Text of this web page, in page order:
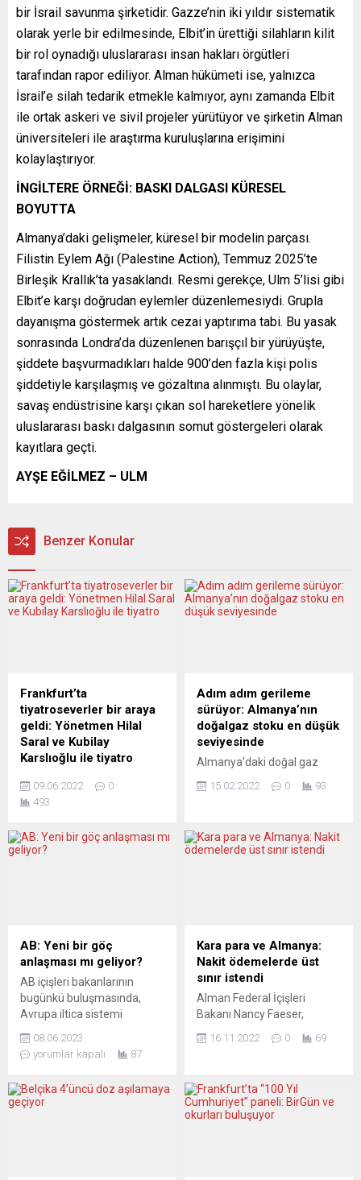
bir İsrail savunma şirketidir. Gazze’nin iki yıldır sistematik
olarak yerle bir edilmesinde, Elbit’in ürettiği silahların kilit
bir rol oynadığı uluslararası insan hakları örgütleri
tarafından rapor ediliyor. Alman hükümeti ise, yalnızca
İsrail’e silah tedarik etmekle kalmıyor, aynı zamanda Elbit
ile ortak askeri ve sivil projeler yürütüyor ve şirketin Alman
üniversiteleri ile araştırma kuruluşlarına erişimini
kolaylaştırıyor.
İNGİLTERE ÖRNEĞİ: BASKI DALGASI KÜRESEL
BOYUTTA
Almanya’daki gelişmeler, küresel bir modelin parçası.
Filistin Eylem Ağı (Palestine Action), Temmuz 2025’te
Birleşik Krallık’ta yasaklandı. Resmi gerekçe, Ulm 5’lisi gibi
Elbit’e karşı doğrudan eylemler düzenlemesiydi. Grupla
dayanışma göstermek artık cezai yaptırıma tabi. Bu yasak
sonrasında Londra’da düzenlenen barışçıl bir yürüyüşte,
şiddete başvurmadıkları halde 900’den fazla kişi polis
şiddetiyle karşılaşmış ve gözaltına alınmıştı. Bu olaylar,
savaş endüstrisine karşı çıkan sol hareketlere yönelik
uluslararası baskı dalgasının somut göstergeleri olarak
kayıtlara geçti.
AYŞE EĞİLMEZ – ULM
Benzer Konular
Frankfurt’ta
tiyatroseverler bir araya
geldi: Yönetmen Hilal
Saral ve Kubilay
Karslıoğlu ile tiyatro
Festivali” kapsamında
İstanbul Devlet Tiyatrosu
yönetmen Hilal Saral ve
Tiyatro Frankfurt Genel
Theater’de gerçekleştirilen
etkinlikte konuşan
Kellecioğlu, etkinliğe destek
ve sponsor olan herkese
teşekkür etti. Kamil
Kellecioğlu, disiplinli
olmayan bir kişinin...
09.06.2022
0
493
Adım adım gerileme
sürüyor: Almanya’nın
doğalgaz stoku en düşük
seviyesinde
Almanya’daki doğal gaz
doluluk oranı yüzde 33
doluluk oranı genellikle
işgaline ilişkin endişeler
enerji kaynakları üzerinde
baskı oluştururken, 14 Şubat
15.02.2022 0 93
AB: Yeni bir göç
anlaşması mı geliyor?
AB içişleri bakanlarının
bugünkü buluşmasında,
Avrupa iltica sistemi
kavuşabilir. Ancak sunulan
öneriler yine de tartışmalı,
olmayan göçmenlere karşı
daha katı düzenlemeler
08.06.2023
yorumlar kapalı
87
Kara para ve Almanya:
Nakit ödemelerde üst
sınır istendi
Alman Federal İçişleri
Bakanı Nancy Faeser,
gizlenmesini zorlaştırmak
gerektiğini belirtti. Sosyal
Demokrasi Partili (SPD)
16.11.2022 0 69